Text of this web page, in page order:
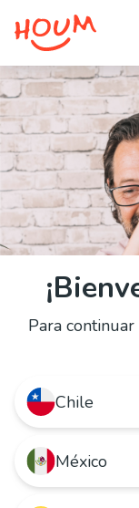
Para
Chile
Quiero arrendar o
México